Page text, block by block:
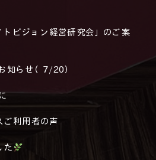
トビジョン経営研究会」のご案
知らせ（7/20）
ご利用者の声
た